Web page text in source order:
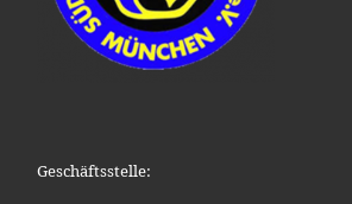
Geschäftsstelle: